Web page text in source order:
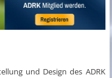
und Design des ADRK